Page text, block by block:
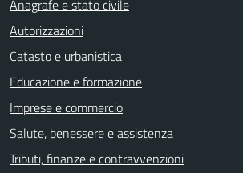
Anagrafe e stato civile
Autorizzazioni
Catasto e urbanistica
Educazione e formazione
Imprese e commercio
Salute, benessere e assistenza
Tributi, finanze e contravvenzioni